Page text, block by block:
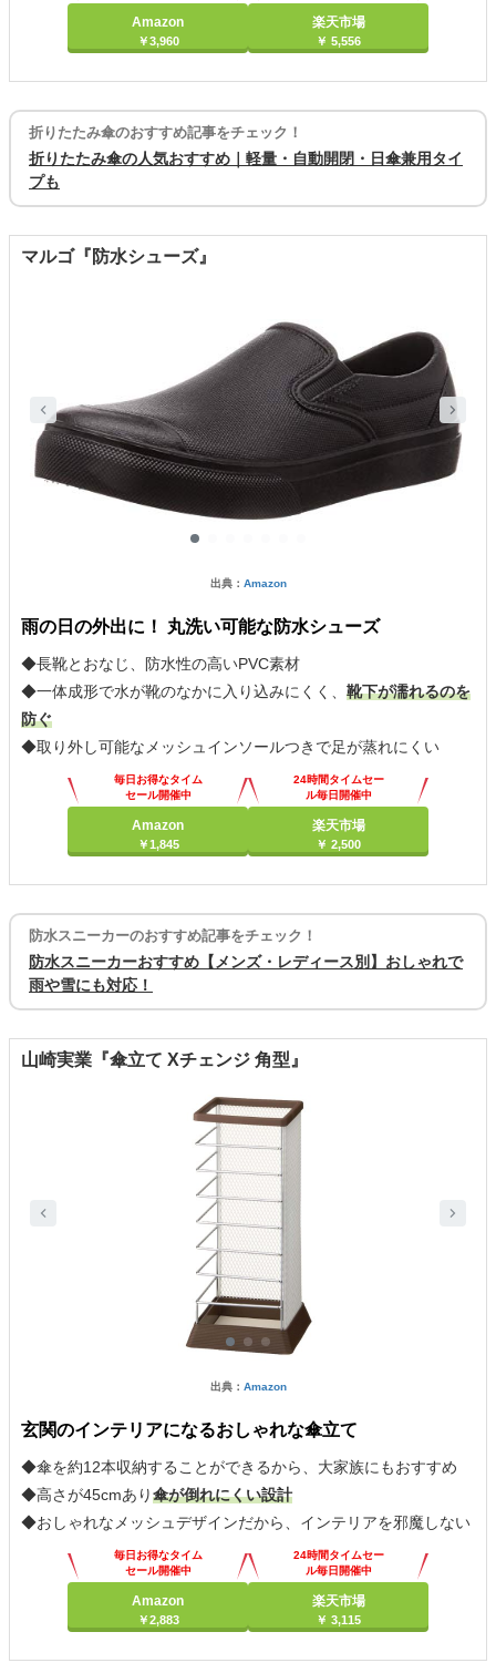
Amazon
￥3,960
楽天市場
￥ 5,556
折りたたみ傘のおすすめ記事をチェック！
折りたたみ傘の人気おすすめ｜軽量・自動開閉・日傘兼用タイ
プも
マルゴ『防水シューズ』
出典： Amazon
雨の日の外出に！ 丸洗い可能な防水シューズ
◆長靴とおなじ、防水性の高いPVC素材
◆一体成形で水が靴のなかに入り込みにくく、 靴下が濡れるのを
防ぐ
◆取り外し可能なメッシュインソールつきで足が蒸れにくい
毎日お得なタイム
セール開催中
Amazon
￥1,845
24時間タイムセー
ル毎日開催中
楽天市場
￥ 2,500
防水スニーカーのおすすめ記事をチェック！
防水スニーカーおすすめ【メンズ・レディース別】おしゃれで
雨や雪にも対応！
山崎実業『傘立て Xチェンジ 角型』
出典： Amazon
玄関のインテリアになるおしゃれな傘立て
◆傘を約12本収納することができるから、大家族にもおすすめ
◆高さが45cmあり傘が倒れにくい設計
◆おしゃれなメッシュデザインだから、インテリアを邪魔しない
毎日お得なタイム
セール開催中
Amazon
￥2,883
24時間タイムセー
ル毎日開催中
楽天市場
￥ 3,115